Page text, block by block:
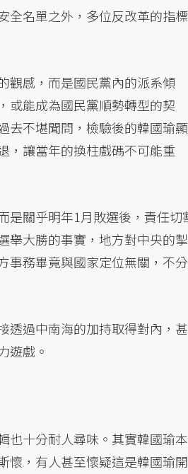
全名單之外，多位反改革的指標
觀感，而是國民黨內的派系傾
或能成為國民黨順勢轉型的契
去不堪聞問，檢驗後的韓國瑜顯
，讓當年的換柱戲碼不可能重
是關乎明年1月敗選後，責任切
舉大勝的事實，地方對中央的掣
事務畢竟與國家定位無關，不分
透過中南海的加持取得對內，甚
遊戲。
也十分耐人尋味。其實韓國瑜本
懷，有人甚至懷疑這是韓國瑜開